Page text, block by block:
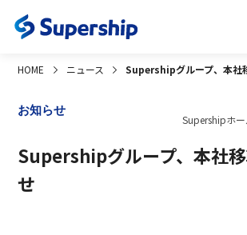
HOME ニュース Supershipグループ、本社
お知らせ
Supershipホ
Supershipグループ、本社
せ